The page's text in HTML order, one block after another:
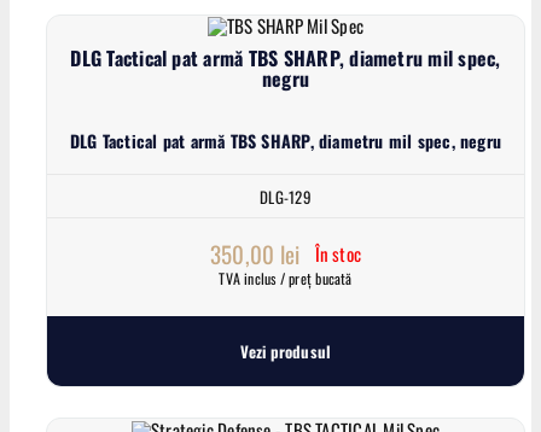
DLG Tactical pat armă TBS SHARP, diametru mil spec,
negru
DLG Tactical pat armă TBS SHARP, diametru mil spec, negru
DLG-129
350,00 lei În stoc
TVA inclus / preț bucată
Vezi produsul